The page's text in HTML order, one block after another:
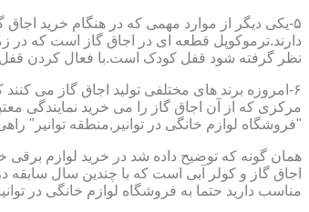
۵-یکی دیگر از موارد مهمی که در هنگام خرید
دارند.ترموکوپل قطعه ای در اجاق گاز است که در
نظر گرفته شود قفل کودک است.با فعال کردن قفل
۶-امروزه برند های مختلفی تولید اجاق گاز می
مرکزی که از آن اجاق گاز را می خرید نمایندگی
"فروشگاه لوازم خانگی در توانیر,منطقه توانیر"
همان گونه که توضیح داده شد در خرید لوازم برقی
اجاق گاز و کولر آبی است که با چندین سال
مناسب دارید حتما به فروشگاه لوازم خانگی در